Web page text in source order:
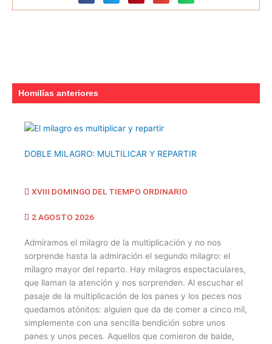
Homilías anteriores
DOBLE MILAGRO: MULTILICAR Y REPARTIR
XVIII DOMINGO DEL TIEMPO ORDINARIO
2 AGOSTO 2026
Admiramos el milagro de la multiplicación y no nos
sorprende hasta la admiración el segundo milagro: el
milagro mayor del reparto. Hay milagros espectaculares,
que llaman la atención y nos sorprenden. Al escuchar el
pasaje de la multiplicación de los panes y los peces nos
quedamos atónitos: alguien que da de comer a cinco mil,
simplemente con una sencilla bendición sobre unos
panes y unos peces. Aquellos que comieron de balde,